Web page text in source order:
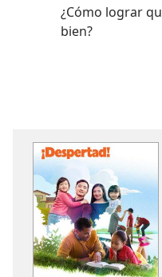
¿Cómo lograr
bien?